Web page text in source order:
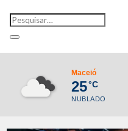
Maceió
25°C
NUBLADO